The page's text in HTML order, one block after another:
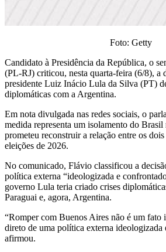
Foto: Getty
Candidato à Presidência da República, o
(PL-RJ) criticou, nesta quarta-feira (6/8), a
presidente Luiz Inácio Lula da Silva (PT)
diplomáticas com a Argentina.
Em nota divulgada nas redes sociais, o
medida representa um isolamento do
prometeu reconstruir a relação entre os dois
eleições de 2026.
No comunicado, Flávio classificou a
política externa “ideologizada e
governo Lula teria criado crises
Paraguai e, agora, Argentina.
“Romper com Buenos Aires não é um fato
direto de uma política externa ideologizada
afirmou.